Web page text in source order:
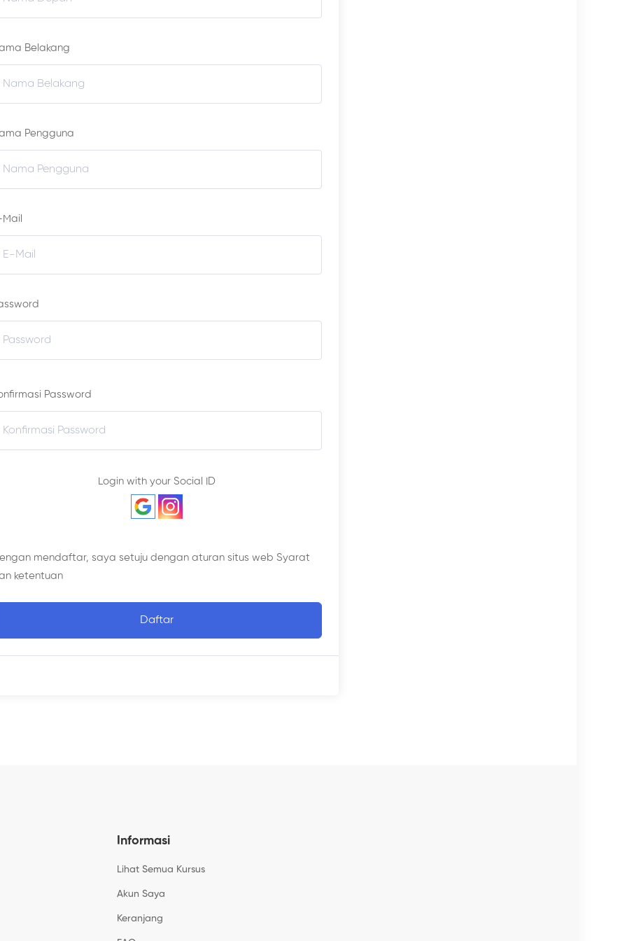
Belakang
Pengguna
Mail
Password
Login with your Social ID
mendaftar, saya setuju dengan aturan situs web Syarat
ketentuan
Daftar
Informasi
Lihat Semua Kursus
Akun Saya
Keranjang